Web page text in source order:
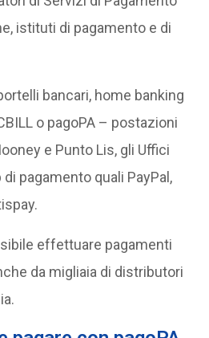
istituti di pagamento e di
bancari, home banking
o pagoPA – postazioni
e Punto Lis, gli Uffici
pagamento quali PayPal,
effettuare pagamenti
da migliaia di distributori